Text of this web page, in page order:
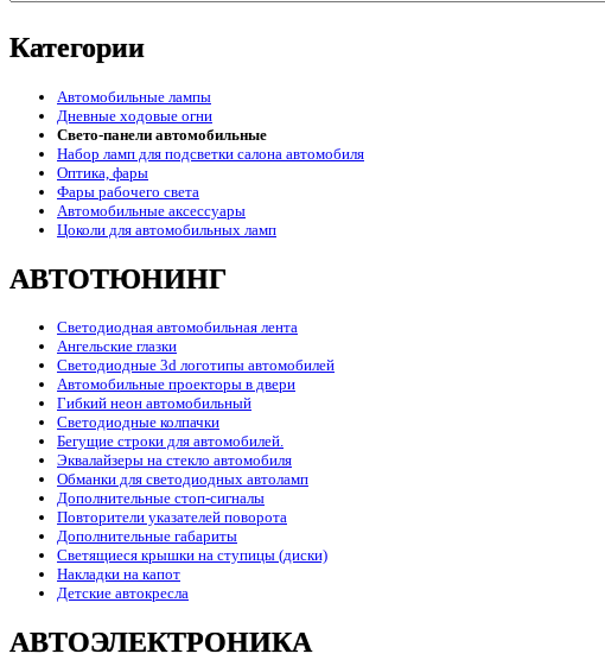
Категории
Автомобильные лампы
Дневные ходовые огни
Свето-панели автомобильные
Набор ламп для подсветки салона автомобиля
Оптика, фары
Фары рабочего света
Автомобильные аксессуары
Цоколи для автомобильных ламп
АВТОТЮНИНГ
Светодиодная автомобильная лента
Ангельские глазки
Светодиодные 3d логотипы автомобилей
Автомобильные проекторы в двери
Гибкий неон автомобильный
Светодиодные колпачки
Бегущие строки для автомобилей.
Эквалайзеры на стекло автомобиля
Обманки для светодиодных автоламп
Дополнительные стоп-сигналы
Повторители указателей поворота
Дополнительные габариты
Светящиеся крышки на ступицы (диски)
Накладки на капот
Детские автокресла
АВТОЭЛЕКТРОНИКА